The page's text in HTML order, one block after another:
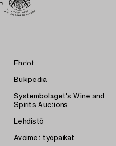
Ehdot
Bukipedia
Systembolaget's Wine and
Spirits Auctions
Lehdistö
Avoimet työpaikat